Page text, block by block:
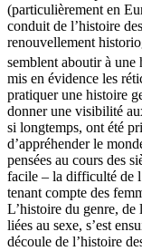
(particulièrement en
conduit de l’histoire
renouvellement
semblent aboutir à une
mis en évidence les
pratiquer une histoire
donner une visibilité
si longtemps, ont été
d’appréhender le
pensées au cours des
facile – la difficulté de
tenant compte des
L’histoire du genre, de
liées au sexe, s’est
découle de l’histoire